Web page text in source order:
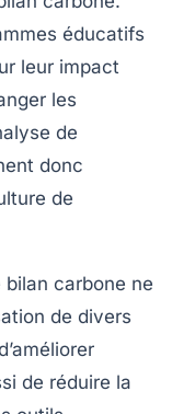
éducatifs
leur impact
les
de
donc
de
bilan carbone ne
de divers
de réduire la